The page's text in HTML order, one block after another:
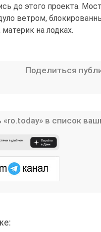
до этого проекта.
ветром,
на лодках.
Поделиться
в список